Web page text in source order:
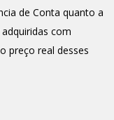
de Conta quanto a
com
preço real desses